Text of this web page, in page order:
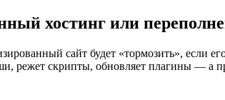
хостинг или
сайт будет «тормозить», если
режет скрипты, обновляет плагины — а